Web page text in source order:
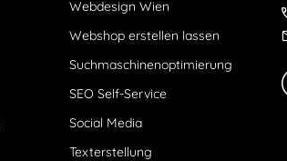
Webdesign Wien
Webshop erstellen lassen
Suchmaschinenoptimierung
SEO Self-Service
Social Media
Texterstellung